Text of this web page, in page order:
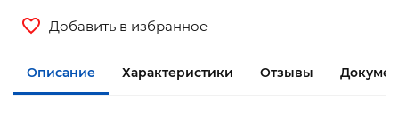
Добавить в избранное
Описание Характеристики Отзывы